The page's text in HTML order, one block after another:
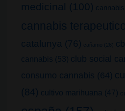
medicinal (100)
cannabis terapeutico
catalunya (76) cañamo (26)
cannabis (53) club social
consumo cannabis (64)
(84) cultivo marihuana (47)